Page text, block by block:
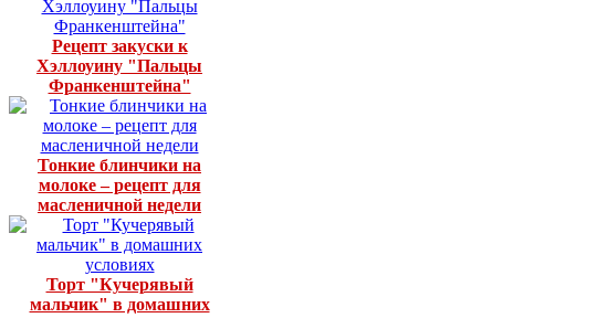
Рецепт закуски к
Хэллоуину "Пальцы
Франкенштейна"
Тонкие блинчики на
молоке – рецепт для
масленичной недели
Торт "Кучерявый
мальчик" в домашних